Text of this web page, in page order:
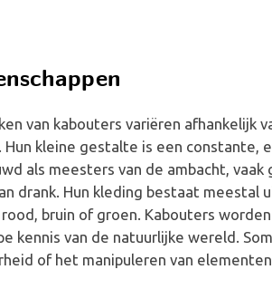
van kabouters variëren afhankelijk
kleine gestalte is een constante,
als meesters van de ambacht, vaak
drank. Hun kleding bestaat meestal
bruin of groen. Kabouters
kennis van de natuurlijke wereld.
of het manipuleren van